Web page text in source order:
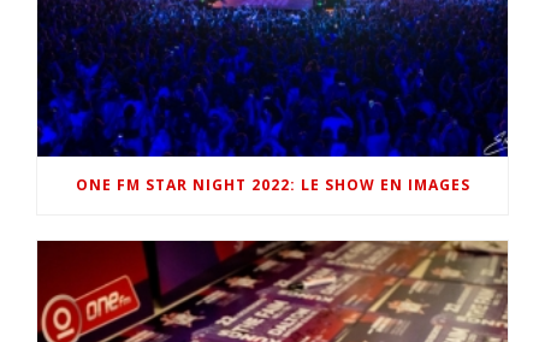
ONE FM STAR NIGHT 2022: LE SHOW EN IMAGES